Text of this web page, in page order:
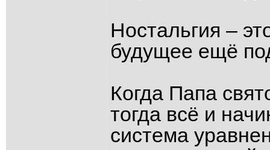
Ностальгия –
будущее ещё
Когда Папа
тогда всё и
система